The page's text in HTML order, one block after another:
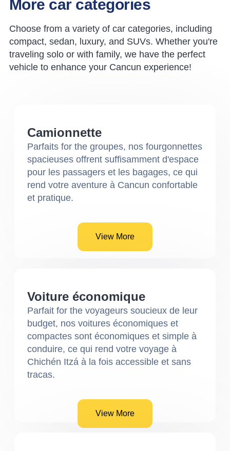
More car categories
Choose from a variety of car categories, including
compact, sedan, luxury, and SUVs. Whether you're
traveling solo or with family, we have the perfect
vehicle to enhance your Cancun experience!
Camionnette
Parfaits for the groupes, nos fourgonnettes
spacieuses offrent suffisamment d'espace
pour les passagers et les bagages, ce qui
rend votre aventure à Cancun confortable
et pratique.
View More
Voiture économique
Parfait for the voyageurs soucieux de leur
budget, nos voitures économiques et
compactes sont économiques et simple à
conduire, ce qui rend votre voyage à
Chichén Itzá à la fois accessible et sans
tracas.
View More